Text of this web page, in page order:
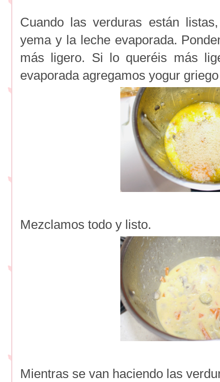
Cuando las verduras están
yema y la leche evaporada.
más ligero. Si lo queréis más
evaporada agregamos yogur
Mezclamos todo y listo.
Mientras se van haciendo las